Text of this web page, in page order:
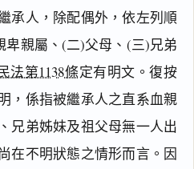
承人，除配偶外，依左列順
卑親屬、(二)父母、(三)兄弟
法第1138條定有明文。復按
，係指被繼承人之直系血親
兄弟姊妹及祖父母無一人出
在不明狀態之情形而言。因